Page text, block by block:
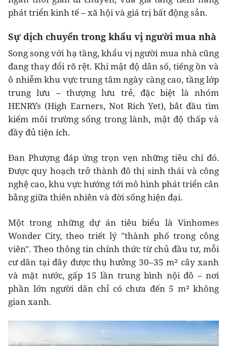
phát triển kinh tế – xã hội và giá trị bất động sản.
Sự dịch chuyển trong khẩu vị người mua nhà
Song song với hạ tầng, khẩu vị người mua nhà cũng
đang thay đổi rõ rệt. Khi mật độ dân số, tiếng ồn và
ô nhiễm khu vực trung tâm ngày càng cao, tầng lớp
trung lưu – thượng lưu trẻ, đặc biệt là nhóm
HENRYs (High Earners, Not Rich Yet), bắt đầu tìm
kiếm môi trường sống trong lành, mật độ thấp và
đầy đủ tiện ích.
Đan Phượng đáp ứng trọn vẹn những tiêu chí đó.
Được quy hoạch trở thành đô thị sinh thái và công
nghệ cao, khu vực hướng tới mô hình phát triển cân
bằng giữa thiên nhiên và đời sống hiện đại.
Một trong những dự án tiêu biểu là Vinhomes
Wonder City, theo triết lý "thành phố trong công
viên". Theo thông tin chính thức từ chủ đầu tư, mỗi
cư dân tại đây được thụ hưởng 30–35 m² cây xanh
và mặt nước, gấp 15 lần trung bình nội đô – nơi
phần lớn người dân chỉ có chưa đến 5 m² không
gian xanh.